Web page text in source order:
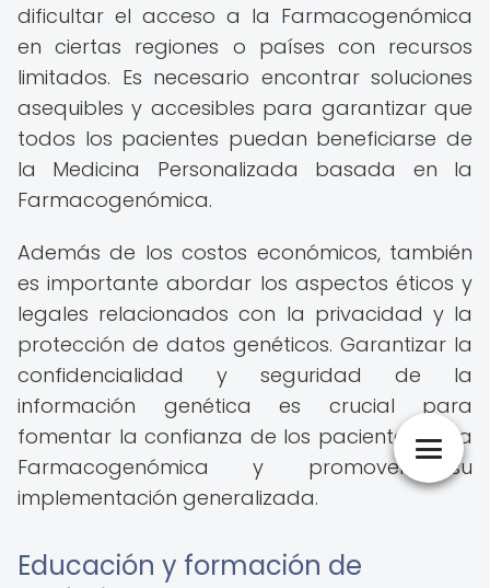
dificultar el acceso a la Farmacogenómica
en ciertas regiones o países con recursos
limitados. Es necesario encontrar soluciones
asequibles y accesibles para garantizar que
todos los pacientes puedan beneficiarse de
la Medicina Personalizada basada en la
Farmacogenómica.
Además de los costos económicos, también
es importante abordar los aspectos éticos y
legales relacionados con la privacidad y la
protección de datos genéticos. Garantizar la
confidencialidad y seguridad de la
información genética es crucial para
fomentar la confianza de los pacientes en la
Farmacogenómica y promover su
implementación generalizada.
Educación y formación de